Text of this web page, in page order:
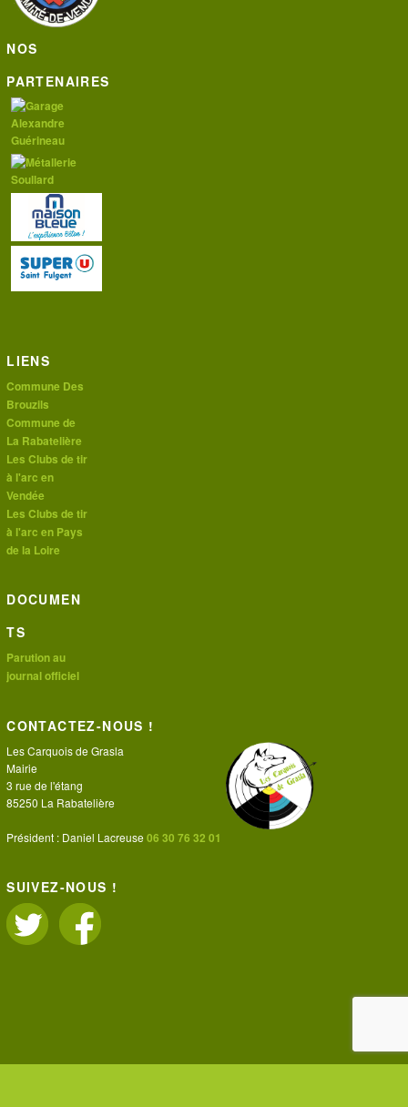
NOS
PARTENAIRES
LIENS
Commune Des
Brouzils
Commune de
La Rabatelière
Les Clubs de tir
à l'arc en
Vendée
Les Clubs de tir
à l'arc en Pays
de la Loire
DOCUMEN
TS
Parution au
journal officiel
CONTACTEZ-NOUS !
Les Carquois de Grasla
Mairie
3 rue de l'étang
85250 La Rabatelière
Président : Daniel Lacreuse06 30 76 32 01
SUIVEZ-NOUS !